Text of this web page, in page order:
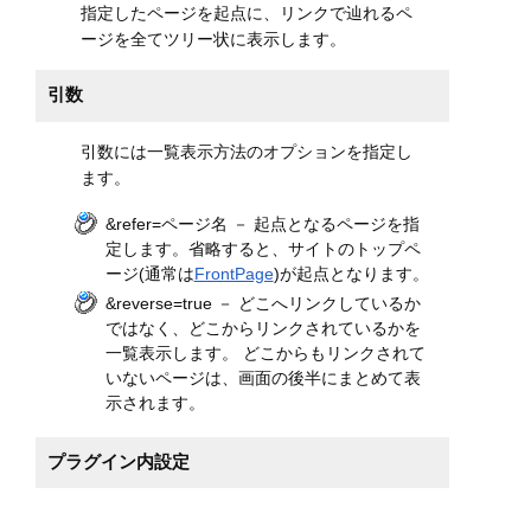
指定したページを起点に、リンクで辿れるペ
ージを全てツリー状に表示します。
引数
引数には一覧表示方法のオプションを指定し
ます。
&refer=ページ名 － 起点となるページを指
定します。省略すると、サイトのトップペ
ージ(通常はFrontPage)が起点となります。
&reverse=true － どこへリンクしているか
ではなく、どこからリンクされているかを
一覧表示します。 どこからもリンクされて
いないページは、画面の後半にまとめて表
示されます。
プラグイン内設定